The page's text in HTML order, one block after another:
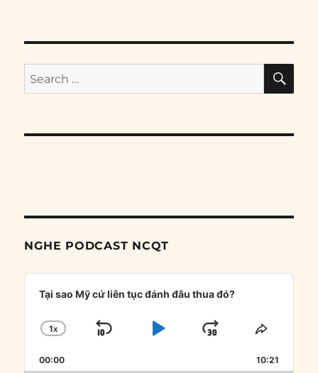
Search
for:
NGHE PODCAST NCQT
Audio
Player
Tại sao Mỹ cứ liên tục đánh đâu thua đó?
CHANGE
RATE
1X
SKIP
PLAYJUMP
FORWARD
SHARE
00:00 10:21